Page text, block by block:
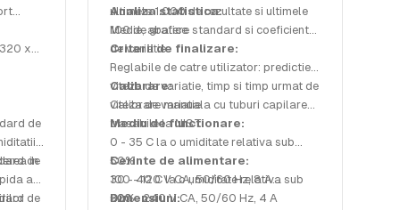
x
de
in
de
a
de
ultimele 1.000 de rezultate si ultimele
100 de grafice
Analiza statistica:
Medie, abatere standard si coeficient
de variatie
Criterii de finalizare:
Reglabile de catre utilizator: predictie,
viteza de variatie, timp si timp urmat de
viteza de variatie
Calibrare:
Calibrare manuala cu tuburi capilare
trasabile la NIST
Mediu de functionare:
0 - 35 C la o umiditate relativa sub
50%
30 - 40 C la o umiditate relativa sub
50%
Cerinte de alimentare:
100 - 120 V CA, 50/60 Hz, 8 A
220 - 240 V CA, 50/60 Hz, 4 A
Dimensiuni: